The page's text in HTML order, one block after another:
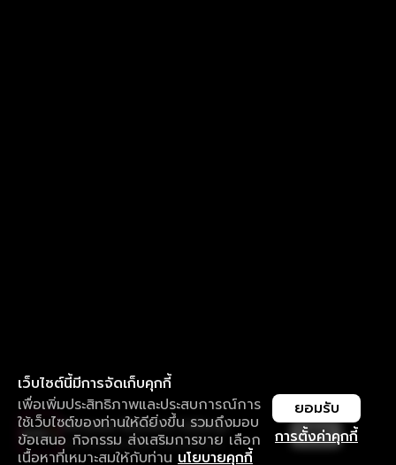
เว็บไซต์นี้มีการจัดเก็บคุกกี้
เพื่อเพิ่มประสิทธิภาพและประสบการณ์การ
ใช้เว็บไซต์ของท่านให้ดียิ่งขึ้น รวมถึงมอบ
ข้อเสนอ กิจกรรม ส่งเสริมการขาย เลือก
เนื้อหาที่เหมาะสมให้กับท่าน นโยบายคุกกี้
การตั้งค่าคุกกี้
ยอมรับ
ใช้งานแอป ลื่นไหลกว่า ไม่มีสะดุด
ดาวน์โหลดแอปเพื่อการรับชมที่ดีกว่า เปิด